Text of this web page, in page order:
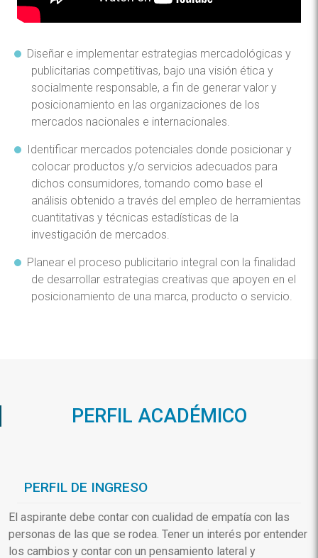
Diseñar e implementar estrategias mercadológicas y
publicitarias competitivas, bajo una visión ética y
socialmente responsable, a fin de generar valor y
posicionamiento en las organizaciones de los
mercados nacionales e internacionales.
Identificar mercados potenciales donde posicionar y
colocar productos y/o servicios adecuados para
dichos consumidores, tomando como base el
análisis obtenido a través del empleo de herramientas
cuantitativas y técnicas estadísticas de la
investigación de mercados.
Planear el proceso publicitario integral con la finalidad
de desarrollar estrategias creativas que apoyen en el
posicionamiento de una marca, producto o servicio.
PERFIL ACADÉMICO
PERFIL DE INGRESO
El aspirante debe contar con cualidad de empatía con las
personas de las que se rodea. Tener un interés por entender
los cambios y contar con un pensamiento lateral y